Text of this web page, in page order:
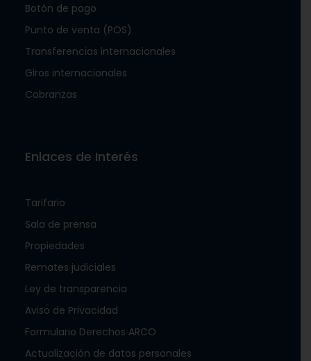
Botón de pago
Punto de venta (POS)
Transferencias internacionales
Giros internacionales
Cobranzas
Enlaces de Interés
Tarifario
Sala de prensa
Propiedades
Remates judiciales
Ley de transparencia
Aviso de Privacidad
Formulario Derechos ARCO
Actualización de datos personales